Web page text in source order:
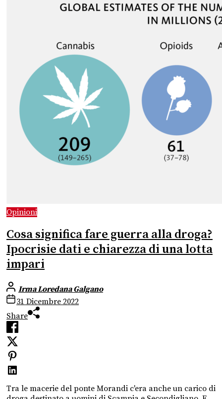
Opinioni
Cosa significa fare guerra alla droga?
Ipocrisie dati e chiarezza di una lotta
impari
Irma Loredana Galgano
31 Dicembre 2022
Share
Tra le macerie del ponte Morandi c'era anche un carico di